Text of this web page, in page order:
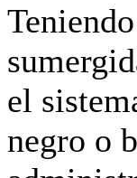
el
negro o